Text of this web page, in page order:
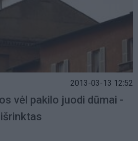
2013-03-13 12:52
vėl pakilo juodi dūmai -